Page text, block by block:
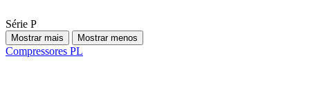
Série P
Mostrar mais Mostrar menos
Compressores PL